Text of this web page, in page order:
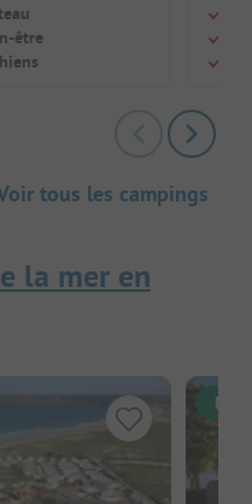
être
tous les campings
la mer en